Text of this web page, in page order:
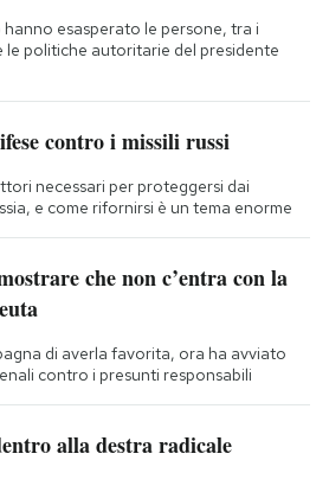
esasperato le persone, tra i
le politiche autoritarie del presidente
contro i missili russi
necessari per proteggersi dai
e come rifornirsi è un tema enorme
che non c’entra con la
di averla favorita, ora ha avviato
contro i presunti responsabili
alla destra radicale